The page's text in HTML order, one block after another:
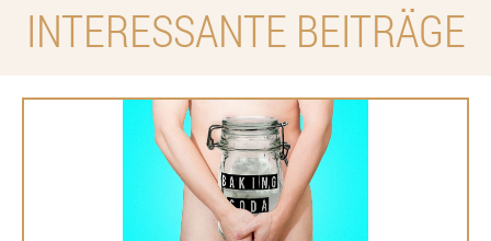
INTERESSANTE BEITRÄGE